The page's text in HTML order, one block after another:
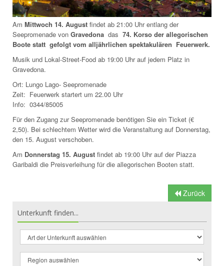
Am Mittwoch 14. August findet ab 21:00 Uhr entlang der
Seepromenade von Gravedona das 74. Korso der allegorischen
Boote statt gefolgt vom alljährlichen spektakulären Feuerwerk.
Musik und Lokal-Street-Food ab 19:00 Uhr auf jedem Platz in
Gravedona.
Ort: Lungo Lago- Seepromenade
Zeit: Feuerwerk startert um 22.00 Uhr
Info: 0344/85005
Für den Zugang zur Seepromenade benötigen Sie ein Ticket (€
2,50). Bei schlechtem Wetter wird die Veranstaltung auf Donnerstag,
den 15. August verschoben.
Am Donnerstag 15. August findet ab 19:00 Uhr auf der Piazza
Garibaldi die Preisverleihung für die allegorischen Booten statt.
Zurück
Unterkunft finden...